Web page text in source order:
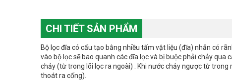
CHI TIẾT SẢN PHẨM
Bộ lọc đĩa có cấu tạo bằng nhiều tấm vật liệu (đĩa) nhẵn có
vào bộ lọc sẽ bao quanh các đĩa lọc và bị buộc phải chảy
chảy (từ trong lõi lọc ra ngoài) . Khi nước chảy ngược từ
thoát ra cống).